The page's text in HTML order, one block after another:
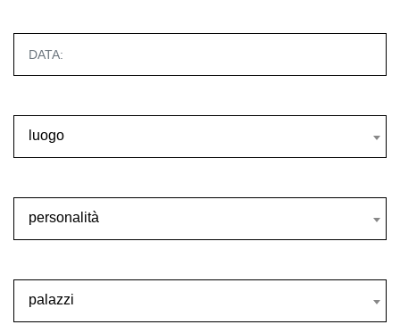
luogo
personalità
palazzi